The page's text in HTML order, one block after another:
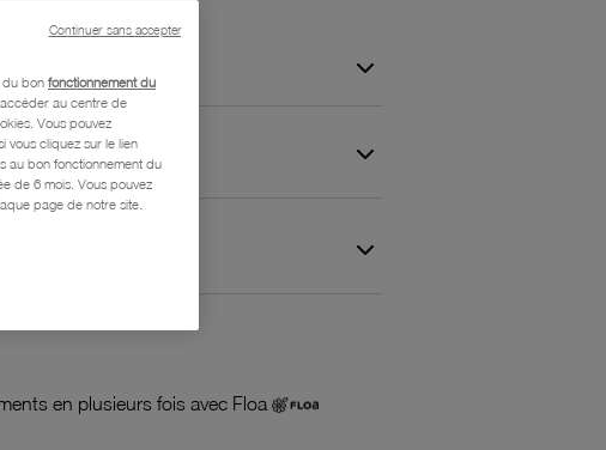
et Garantie
en plusieurs fois avec Floa
du bon fonctionnement du
au centre de
Vous pouvez
vous cliquez sur le lien
au bon fonctionnement du
de 6 mois. Vous pouvez
page de notre site.
Continuer sans accepter